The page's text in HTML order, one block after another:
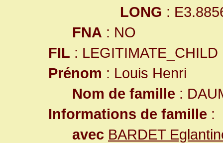
LONG :
FNA : NO
FIL : LEGITIMATE_CHILD
Prénom : Louis Henri
Nom de famille :
Informations de famille :
avec BARDET